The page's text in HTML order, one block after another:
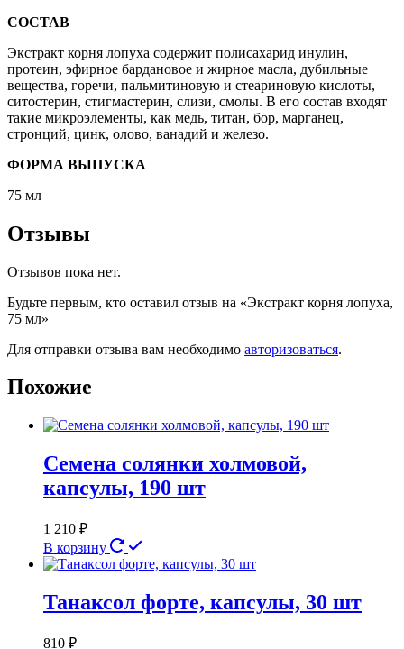
СОСТАВ
Экстракт корня лопуха содержит полисахарид инулин,
протеин, эфирное бардановое и жирное масла, дубильные
вещества, горечи, пальмитиновую и стеариновую кислоты,
ситостерин, стигмастерин, слизи, смолы. В его состав входят
такие микроэлементы, как медь, титан, бор, марганец,
стронций, цинк, олово, ванадий и железо.
ФОРМА ВЫПУСКА
75 мл
Отзывы
Отзывов пока нет.
Будьте первым, кто оставил отзыв на «Экстракт корня лопуха,
75 мл»
Для отправки отзыва вам необходимо авторизоваться.
Похожие
Семена солянки холмовой,
капсулы, 190 шт
1 210 ₽
В корзину
Танаксол форте, капсулы, 30 шт
810 ₽